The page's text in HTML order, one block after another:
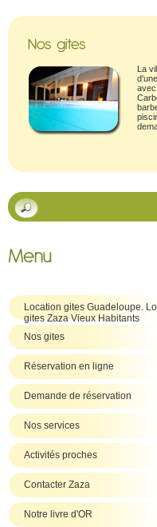
La
Location gites Guadeloupe.
gites Zaza Vieux Habitants
Nos gites
Réservation en ligne
Demande de réservation
Nos services
Activités proches
Contacter Zaza
Notre livre d'OR